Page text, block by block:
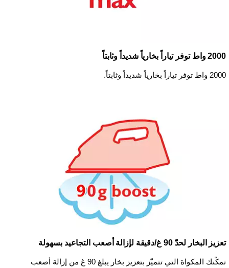
2000 واط توفر تياراً بخارياً شديداً وثابتاً
2000 واط توفر تياراً بخارياً شديداً وثابتاً.
تعزيز البخار لحدّ 90 غ/دقيقة لإزالة أصعب التجاعيد بسهولة
تمكّنك المكواة التي تتميّز بتعزيز بخار يبلغ 90 غ من إزالة أصعب